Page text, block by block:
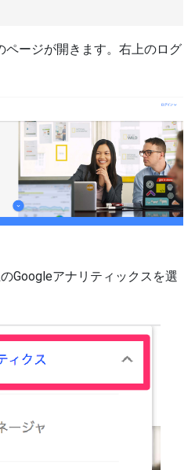
ページが開きます。右上のログ
Googleアナリティックスを選